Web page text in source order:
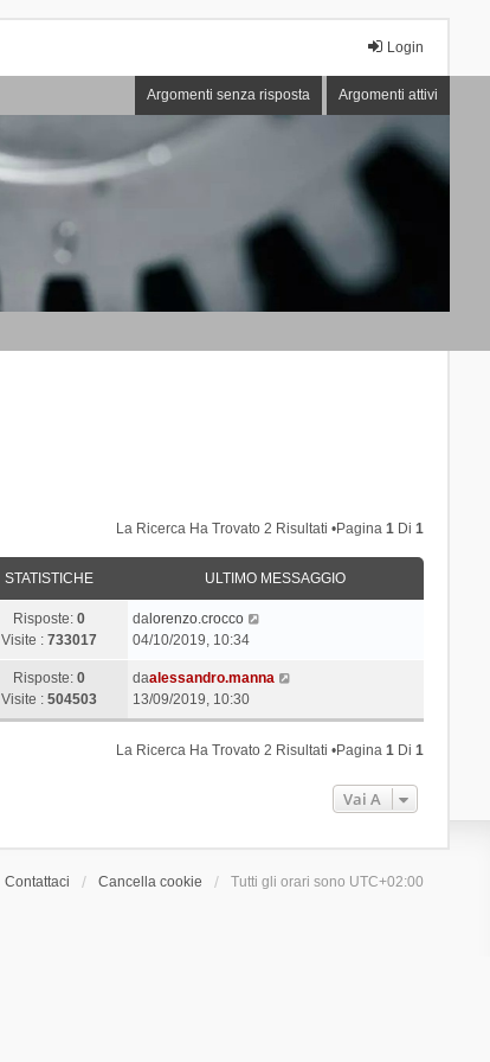
Login
Argomenti senza risposta Argomenti attivi
La Ricerca Ha Trovato 2 Risultati •Pagina1 Di1
STATISTICHE ULTIMO MESSAGGIO
Risposte:0
Visite :733017
dalorenzo.crocco
04/10/2019, 10:34
Risposte:0
Visite :504503
daalessandro.manna
13/09/2019, 10:30
La Ricerca Ha Trovato 2 Risultati •Pagina1 Di1
Vai A
Contattaci Cancella cookie Tutti gli orari sono UTC+02:00